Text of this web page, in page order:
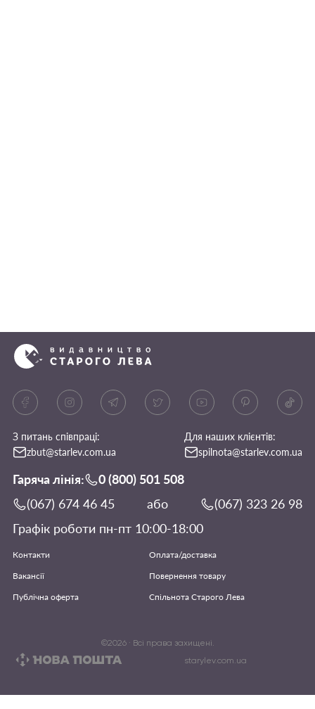
З питань співпраці:
zbut@starlev.com.ua
Для наших клієнтів:
spilnota@starlev.com.ua
Гаряча лінія:
0 (800) 501 508
(067) 674 46 45
або
(067) 323 26 98
Графік роботи пн-пт 10:00-18:00
Контакти
Оплата/доставка
Вакансії
Повернення товару
Публічна оферта
Спільнота Старого Лева
©2026· Всі права захищені.
starylev.com.ua